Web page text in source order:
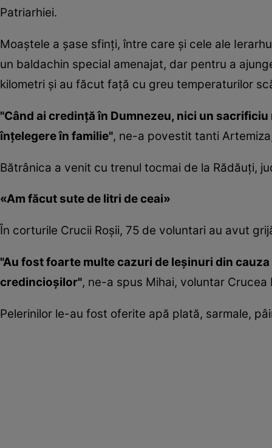
Patriarhiei.
Moaştele a şase sfinţi, între care şi cele ale
un baldachin special amenajat, dar pentru a
kilometri şi au făcut faţă cu greu temperaturilor
"Când ai credinţă în Dumnezeu, nici un
înţelegere în familie", ne-a povestit tanti
Bătrânica a venit cu trenul tocmai de la Rădăuţi,
«Am făcut sute de litri de ceai»
În corturile Crucii Roşii, 75 de voluntari au avut
"Au fost foarte multe cazuri de leşinuri din
credincioşilor", ne-a spus Mihai, voluntar Crucea
Pelerinilor le-au fost oferite apă plată, sarmale,